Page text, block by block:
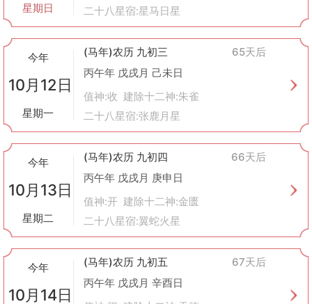
星期日
二十八星宿:星马日星
今年
10月12日
星期一
(马年)农历 九初三
65天后
丙午年 戊戌月 己未日
值神:收 建除十二神:朱雀
二十八星宿:张鹿月星
今年
10月13日
星期二
(马年)农历 九初四
66天后
丙午年 戊戌月 庚申日
值神:开 建除十二神:金匮
二十八星宿:翼蛇火星
今年
10月14日
(马年)农历 九初五
67天后
丙午年 戊戌月 辛酉日